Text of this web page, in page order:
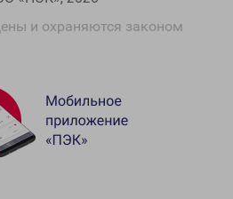
и охраняются законом